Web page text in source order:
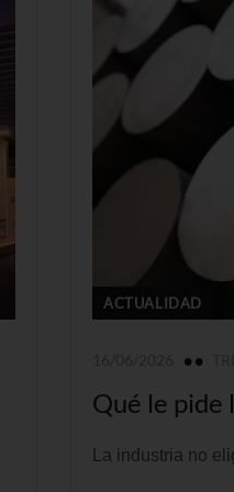
ACTUALIDAD
Qué le pide
La industria no